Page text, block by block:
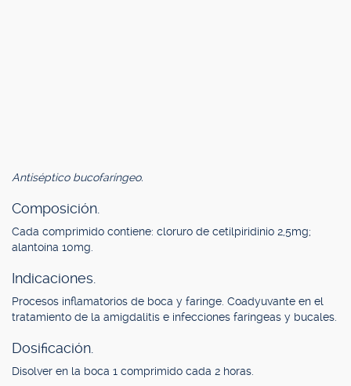
Antiséptico bucofaríngeo.
Composición.
Cada comprimido contiene: cloruro de cetilpiridinio 2,5mg;
alantoína 10mg.
Indicaciones.
Procesos inflamatorios de boca y faringe. Coadyuvante en el
tratamiento de la amigdalitis e infecciones faríngeas y bucales.
Dosificación.
Disolver en la boca 1 comprimido cada 2 horas.